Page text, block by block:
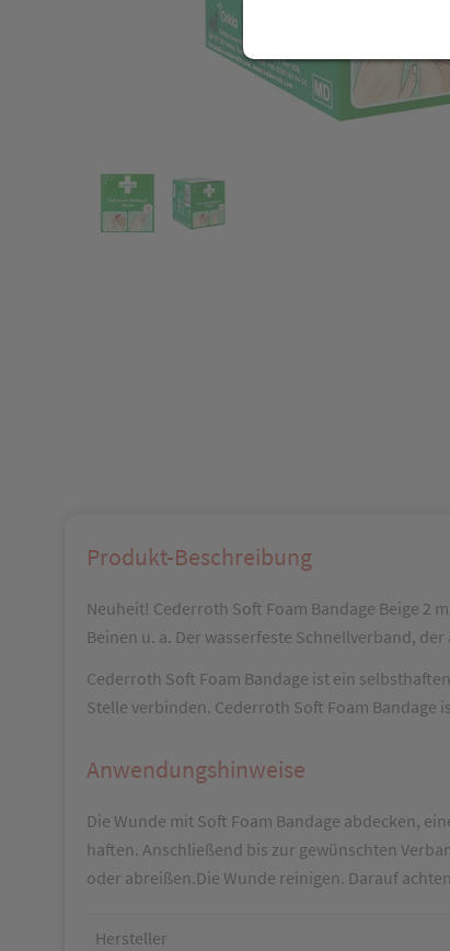
Produkt-Beschreibung
Neuheit! Cederroth Soft Foam Bandage Beige 2
Beinen u. a. Der wasserfeste Schnellverband,
Cederroth Soft Foam Bandage ist ein
Stelle verbinden. Cederroth Soft Foam
Anwendungshinweise
Die Wunde mit Soft Foam Bandage abdecken,
haften. Anschließend bis zur gewünschten
oder abreißen.Die Wunde reinigen. Darauf
Hersteller